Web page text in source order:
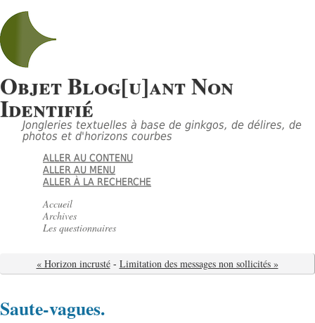
Objet Blog[u]ant Non
Identifié
Jongleries textuelles à base de ginkgos, de délires, de
photos et d'horizons courbes
ALLER AU CONTENU
ALLER AU MENU
ALLER À LA RECHERCHE
Accueil
Archives
Les questionnaires
« Horizon incrusté - Limitation des messages non sollicités »
Saute-vagues.